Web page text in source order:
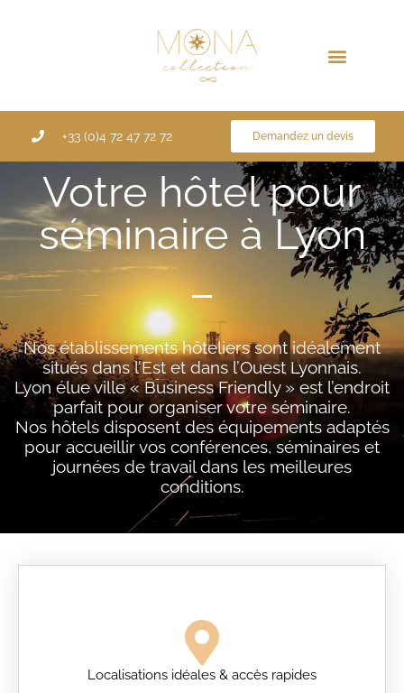
+33 (0)4 72 47 72 72 Demandez un devis
Votre hôtel pour
séminaire à Lyon
Nos établissements hôteliers sont idéalement
situés dans l’Est et dans l’Ouest Lyonnais.
Lyon élue ville « Business Friendly » est l’endroit
parfait pour organiser votre séminaire.
Nos hôtels disposent des équipements adaptés
pour accueillir vos conférences, séminaires et
journées de travail dans les meilleures
conditions.
Localisations idéales & accès rapides